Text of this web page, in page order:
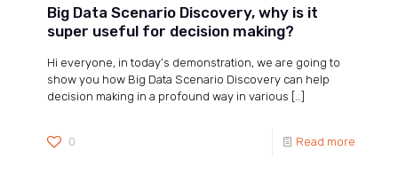
Big Data Scenario Discovery, why is it
super useful for decision making?
Hi everyone, in today’s demonstration, we are going to
show you how Big Data Scenario Discovery can help
decision making in a profound way in various […]
0 Read more